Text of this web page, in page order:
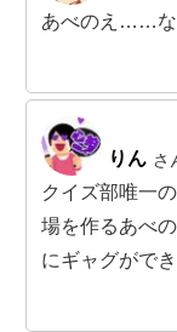
あべのえ……
りん さ
クイズ部唯一
場を作るあべ
にギャグがで